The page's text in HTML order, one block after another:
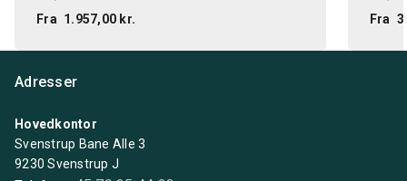
Fra 1.957,00 kr. Fra
Adresser
Hovedkontor
Svenstrup Bane Alle 3
9230 Svenstrup J